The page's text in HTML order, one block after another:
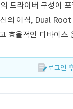
드라이버 구성이
의 이식, Dual Root
효율적인 디바이스
로그인